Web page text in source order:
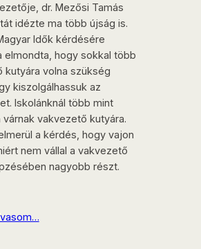
dr. Mezősi Tamás
idézte ma több újság is.
Idők kérdésére
elmondta, hogy sokkal több
kutyára volna szükség
kiszolgálhassuk az
Iskolánknál több mint
várnak vakvezető kutyára.
a kérdés, hogy vajon
nem vállal a vakvezető
nagyobb részt.